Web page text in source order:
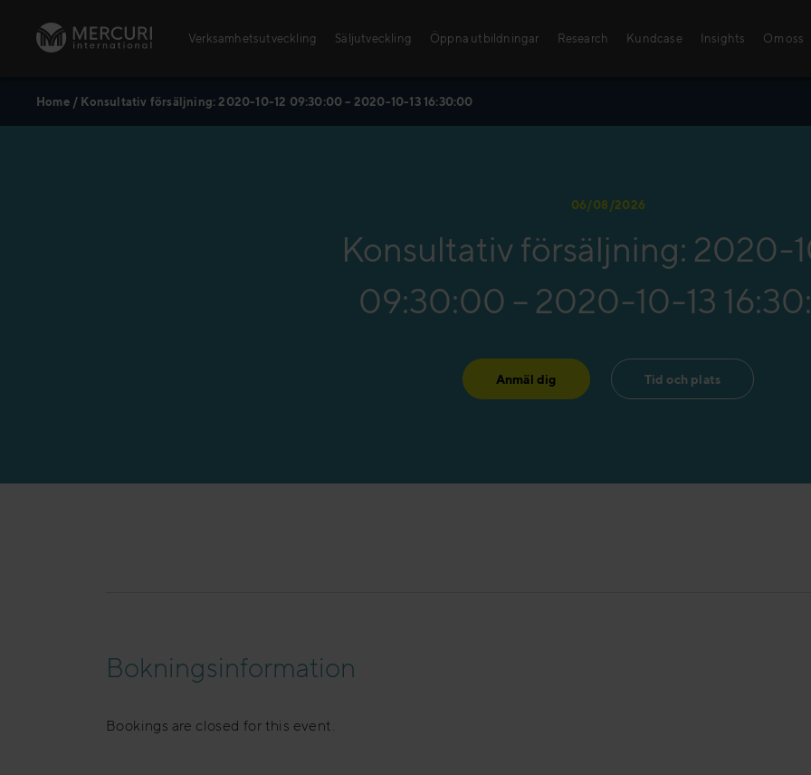
Verksamhetsutveckling Säljutveckling Öppna utbildningar
Öppna utbildningar
steg mot framgång!
Research Kundcase Insights Om oss
Home/ Konsultativ försäljning: 2020-10-12 09:30:00 – 2020-10-13 16:30:00
06/08/2026
Konsultativ försäljning: 2020-
09:30:00 – 2020-10-13
Anmäl dig Tid och plats
Bokningsinformation
Bookings are closed for this event.